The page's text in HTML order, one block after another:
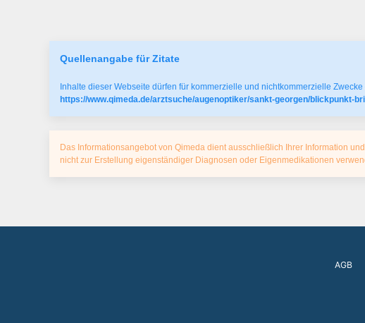
Quellenangabe für Zitate
Inhalte dieser Webseite dürfen für kommerzielle und nichtkommerzielle
https://www.qimeda.de/arztsuche/augenoptiker/sankt-georgen/blickpunkt-
Das Informationsangebot von Qimeda dient ausschließlich Ihrer Information
nicht zur Erstellung eigenständiger Diagnosen oder Eigenmedikationen
AGB